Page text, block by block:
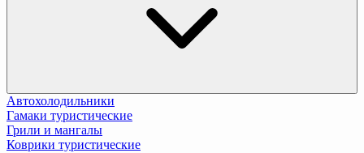
Автохолодильники
Гамаки туристические
Грили и мангалы
Коврики туристические